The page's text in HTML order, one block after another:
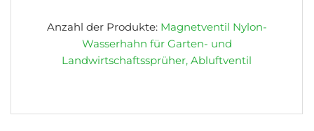
Anzahl der Produkte:Magnetventil Nylon-
Wasserhahn für Garten- und
Landwirtschaftssprüher, Abluftventil